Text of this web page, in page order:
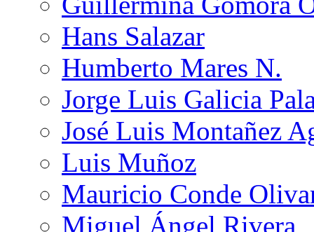
Hans Salazar
Humberto Mares N.
Jorge Luis Galicia
José Luis Montañez
Luis Muñoz
Mauricio Conde
Miguel Ángel Rivera